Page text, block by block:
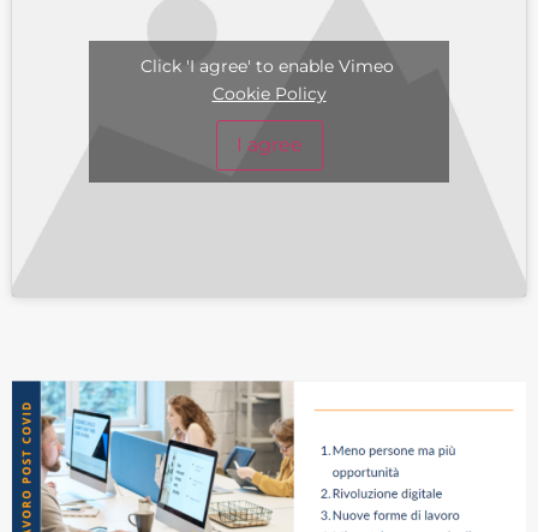
Click 'I agree' to enable Vimeo
Cookie Policy
I agree